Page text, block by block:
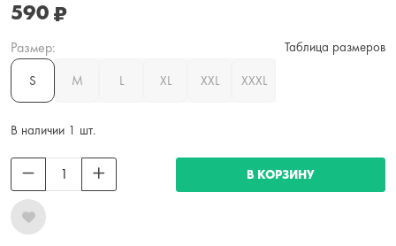
590₽
Размер:
Таблица размеров
S
M L XL XXL XXXL
В наличии 1 шт.
В КОРЗИНУ